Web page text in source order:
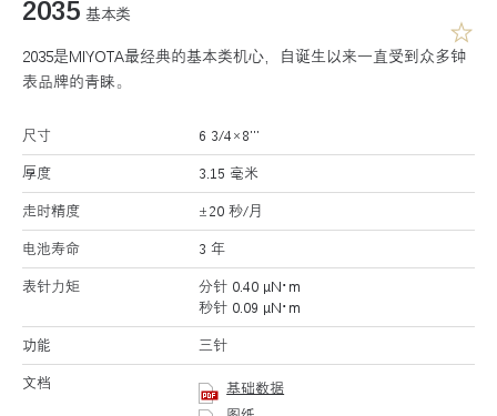
2035 基本类
2035是MIYOTA最经典的基本类机心，自诞生以来一直受到众多钟
表品牌的青睐。
尺寸 6 3/4×8’’’
厚度 3.15 毫米
走时精度 ±20 秒/月
电池寿命 3 年
表针力矩
分针 0.40 μN･m
秒针 0.09 μN･m
功能 三针
文档
基础数据